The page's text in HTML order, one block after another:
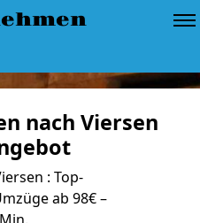
nach Viersen
: Top-
ab 98€ –